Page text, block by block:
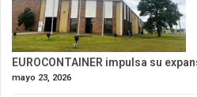
EUROCONTAINER impulsa su
mayo 23, 2026